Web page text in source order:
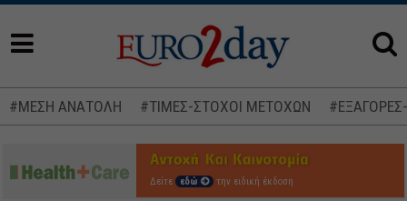
#ΜΕΣΗ ΑΝΑΤΟΛΗ #ΤΙΜΕΣ-ΣΤΟΧΟΙ ΜΕΤΟΧΩΝ
Δείτε εδώ την ειδική έκδοση